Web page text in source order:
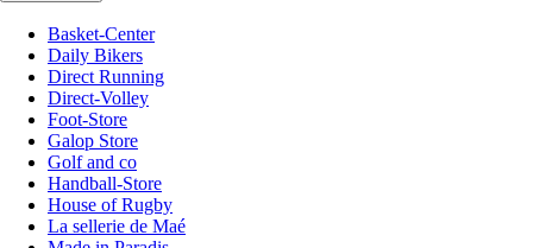
Basket-Center
Daily Bikers
Direct Running
Direct-Volley
Foot-Store
Galop Store
Golf and co
Handball-Store
House of Rugby
La sellerie de Maé